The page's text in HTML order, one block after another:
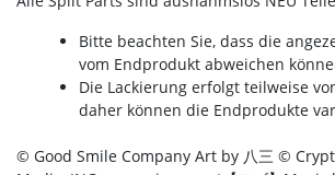
Bitte beachten Sie, dass die
vom Endprodukt abweichen
Die Lackierung erfolgt teilweise
daher können die Endprodukte
© Good Smile Company Art by 八三 ©